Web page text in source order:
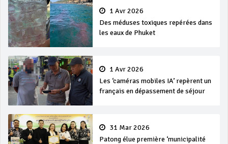
1 Avr 2026
Des méduses toxiques repérées dans
les eaux de Phuket
1 Avr 2026
Les ‘caméras mobiles IA’ repèrent un
français en dépassement de séjour
31 Mar 2026
Patong élue première ‘municipalité